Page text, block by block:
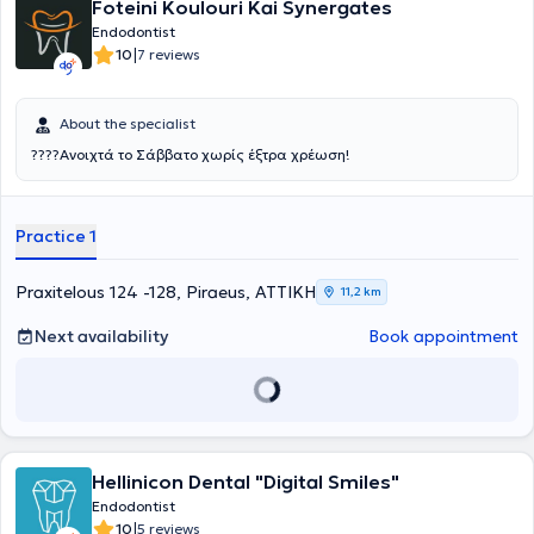
Foteini Koulouri Kai Synergates
Endodontist
10|7 reviews
About the specialist
????Ανοιχτά το Σάββατο χωρίς έξτρα χρέωση!
Practice 1
Praxitelous 124 -128, Piraeus, ΑΤΤΙΚΗ 11,2 km
Next availability Book appointment
Hellinicon Dental "Digital Smiles"
Endodontist
10|5 reviews